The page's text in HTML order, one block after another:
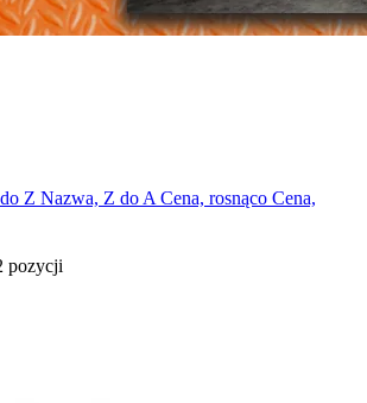
Z Nazwa, Z do ACena, rosnąco Cena,
pozycji